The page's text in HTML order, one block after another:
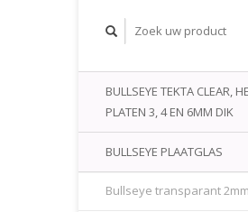
BULLSEYE TEKTA CLEAR,
PLATEN 3, 4 EN 6MM DIK
BULLSEYE PLAATGLAS
Bullseye transparant